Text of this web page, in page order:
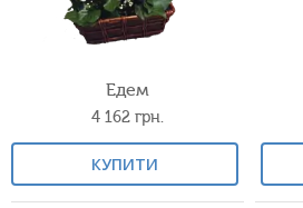
Едем
4 162 грн.
КУПИТИ